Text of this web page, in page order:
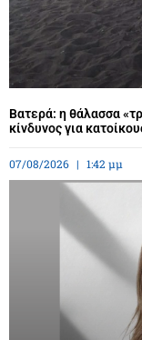
Βατερά: η θάλασσα
κίνδυνος για
07/08/2026 1:42 μμ